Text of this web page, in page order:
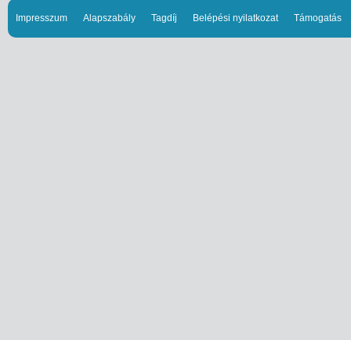
Impresszum Alapszabály Tagdíj Belépési nyilatkozat Támogatás